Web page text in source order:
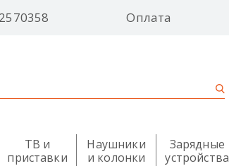
Оплата
ТВ и
приставки
Наушники
и колонки
Зарядные
устройства